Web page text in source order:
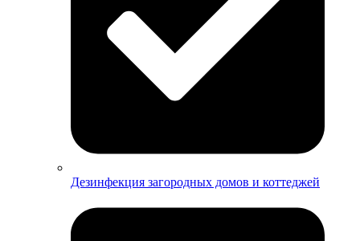
Дезинфекция загородных домов и коттеджей